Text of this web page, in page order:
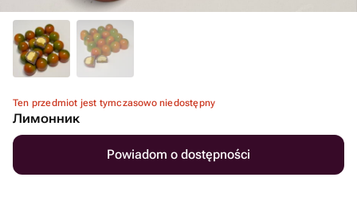
Ten przedmiot jest tymczasowo niedostępny
Лимонник
Powiadom o dostępności